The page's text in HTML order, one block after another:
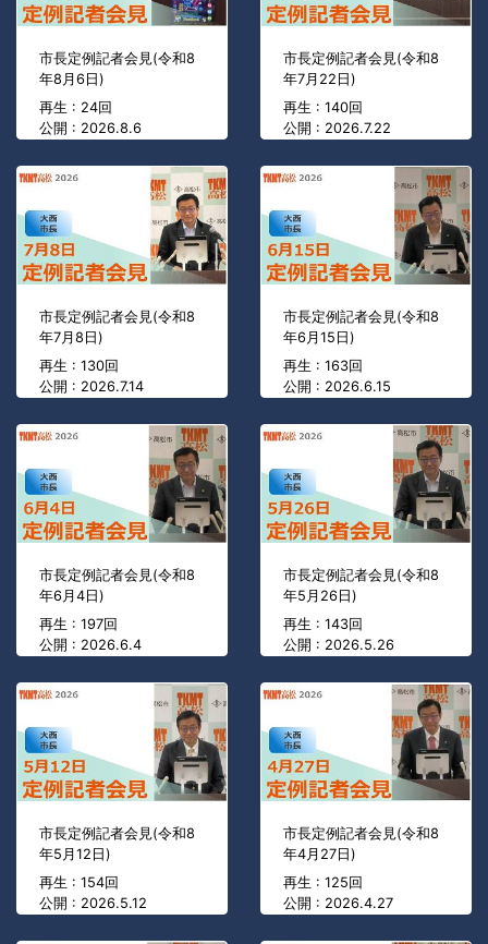
市長定例記者会見(令和8
年8月6日)
再生 : 24回
公開 : 2026.8.6
市長定例記者会見(令和8
年7月22日)
再生 : 140回
公開 : 2026.7.22
市長定例記者会見(令和8
年7月8日)
再生 : 130回
公開 : 2026.7.14
市長定例記者会見(令和8
年6月15日)
再生 : 163回
公開 : 2026.6.15
市長定例記者会見(令和8
年6月4日)
再生 : 197回
公開 : 2026.6.4
市長定例記者会見(令和8
年5月26日)
再生 : 143回
公開 : 2026.5.26
市長定例記者会見(令和8
年5月12日)
再生 : 154回
公開 : 2026.5.12
市長定例記者会見(令和8
年4月27日)
再生 : 125回
公開 : 2026.4.27